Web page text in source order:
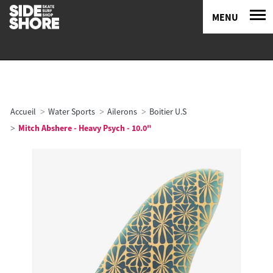
MENU
Accueil Water Sports Ailerons
Boitier U.S
Mitch Abshere - Heavy Psych - 10.0"